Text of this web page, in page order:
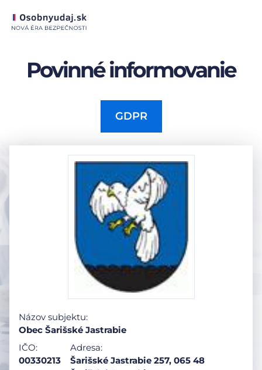
Povinné informovanie
GDPR
Názov subjektu:
Obec Šarišské Jastrabie
IČO:
00330213
Adresa:
Šarišské Jastrabie 257, 065 48